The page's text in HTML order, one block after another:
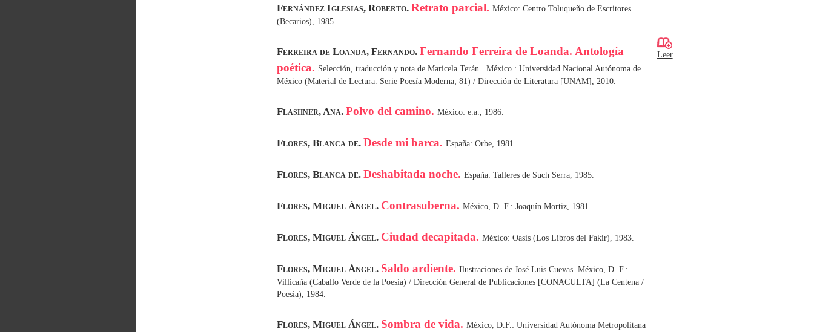
Fernández Iglesias, Roberto. Retrato parcial. México: Centro Toluqueño de Escritores
(Becarios), 1985.
Ferreira de Loanda, Fernando. Fernando Ferreira de Loanda. Antología
poética. Selección, traducción y nota de Maricela Terán . México : Universidad Nacional Autónoma de
México (Material de Lectura. Serie Poesía Moderna; 81) / Dirección de Literatura [UNAM], 2010.
Leer
Flashner, Ana. Polvo del camino. México: e.a., 1986.
Flores, Blanca de. Desde mi barca. España: Orbe, 1981.
Flores, Blanca de. Deshabitada noche. España: Talleres de Such Serra, 1985.
Flores, Miguel Ángel. Contrasuberna. México, D. F.: Joaquín Mortiz, 1981.
Flores, Miguel Ángel. Ciudad decapitada. México: Oasis (Los Libros del Fakir), 1983.
Flores, Miguel Ángel. Saldo ardiente. Ilustraciones de José Luis Cuevas. México, D. F.:
Villicaña (Caballo Verde de la Poesía) / Dirección General de Publicaciones [CONACULTA] (La Centena /
Poesía), 1984.
Flores, Miguel Ángel. Sombra de vida. México, D.F.: Universidad Autónoma Metropolitana